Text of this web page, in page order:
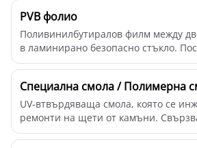
PVB фолио
Поливинилбутиралов филм между
в ламинирано безопасно стъкло.
пл...
Специална смола / Полимерна
UV-втвърдяваща смола, която се
ремонти на щети от камъни.
въз...